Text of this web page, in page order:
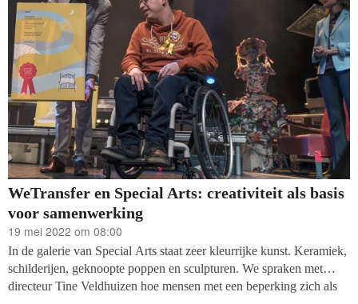
WeTransfer en Special Arts: creativiteit als basis
voor samenwerking
19 mei 2022 om 08:00
In de galerie van Special Arts staat zeer kleurrijke kunst. Keramiek,
schilderijen, geknoopte poppen en sculpturen. We spraken met
directeur Tine Veldhuizen hoe mensen met een beperking zich als